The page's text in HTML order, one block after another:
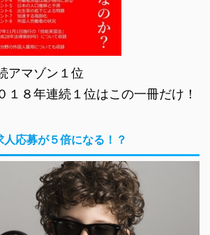
アマゾン１位
１８年連続１位はこの一冊だけ！
応募が５倍になる！？